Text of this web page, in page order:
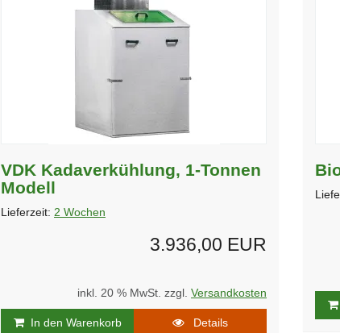
VDK Kadaverkühlung, 1-Tonnen
Modell
Lieferzeit: 2 Wochen
3.936,00 EUR
inkl. 20 % MwSt. zzgl. Versandkosten
In den Warenkorb Details